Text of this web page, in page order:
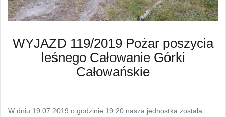
WYJAZD 119/2019 Pożar poszycia
leśnego Całowanie Górki
Całowańskie
W dniu 19.07.2019 o godzinie 19:20 nasza jednostka została